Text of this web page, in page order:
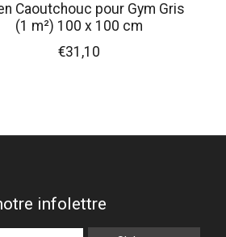
Caoutchouc pour Gym Gris
(1 m²) 100 x 100 cm
€31,10
infolettre